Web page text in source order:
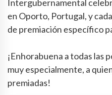
Intergubernamental
en Oporto, Portugal, y
de premiación específico
¡Enhorabuena a todas las
muy especialmente, a
premiadas!